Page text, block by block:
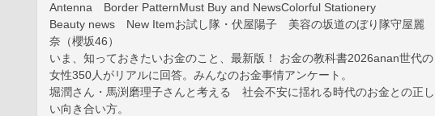
Antenna Border PatternMust Buy and NewsColorful Stationery
Beauty news New Itemお試し隊・伏屋陽子 美容の坂道のぼり隊守屋麗
奈（櫻坂46）
いま、知っておきたいお金のこと、最新版！ お金の教科書2026anan世代の
女性350人がリアルに回答。みんなのお金事情アンケート。
堀潤さん・馬渕磨理子さんと考える 社会不安に揺れる時代のお金との正し
い向き合い方。